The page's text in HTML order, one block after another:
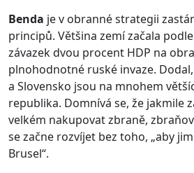
Benda je v obranné strategii
principů. Většina zemí začala
závazek dvou procent HDP na
plnohodnotné ruské invaze.
a Slovensko jsou na mnohem
republika. Domnívá se, že jakmile
velkém nakupovat zbraně,
se začne rozvíjet bez toho, „aby
Brusel“.